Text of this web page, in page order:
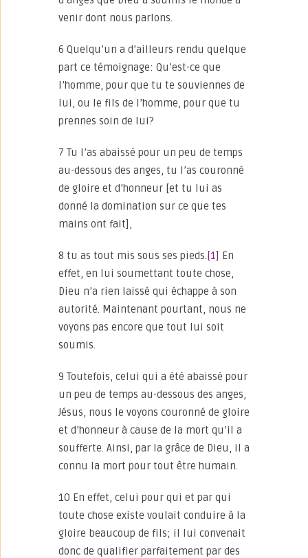
venir dont nous parlons.
6 Quelqu’un a d’ailleurs rendu quelque
part ce témoignage: Qu’est-ce que
l’homme, pour que tu te souviennes de
lui, ou le fils de l’homme, pour que tu
prennes soin de lui?
7 Tu l’as abaissé pour un peu de temps
au-dessous des anges, tu l’as couronné
de gloire et d’honneur [et tu lui as
donné la domination sur ce que tes
mains ont fait],
8 tu as tout mis sous ses pieds. [1] En
effet, en lui soumettant toute chose,
Dieu n’a rien laissé qui échappe à son
autorité. Maintenant pourtant, nous ne
voyons pas encore que tout lui soit
soumis.
9 Toutefois, celui qui a été abaissé pour
un peu de temps au-dessous des anges,
Jésus, nous le voyons couronné de gloire
et d’honneur à cause de la mort qu’il a
soufferte. Ainsi, par la grâce de Dieu, il a
connu la mort pour tout être humain.
10 En effet, celui pour qui et par qui
toute chose existe voulait conduire à la
gloire beaucoup de fils; il lui convenait
donc de qualifier parfaitement par des